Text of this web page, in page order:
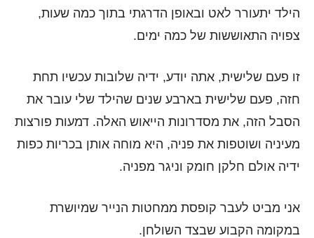
הילד יתעורר לאט ובאופן הדרגתי בתוך כמה שעות,
צפויה התאוששות של כמה ימים.
זו פעם שלישית, אתה יודע, ידיה שלובות עכשיו תחת
חזה, פעם שלישית בארבע שנים שהילד שלי עובר את
הסבל הזה, את מסדרונות הייאוש האלה. דמעות פורצות
מעיניה ושוטפות את פניה, היא מוחה אותן בכריות כפות
ידיה אולם חלקן חומק וניגר מפניה.
אני מביט לעבר קופסת ממחטות הנייר שמיושרת
במקומה הקבוע שבצד השולחן.